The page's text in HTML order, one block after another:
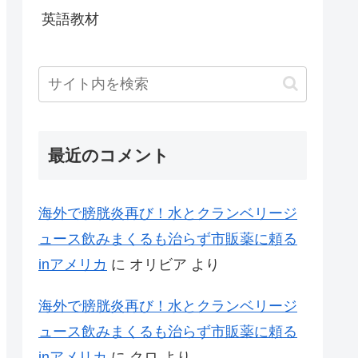
英語教材
最近のコメント
海外で膀胱炎再び！水とクランベリージ
ュース飲みまくるも治らず市販薬に頼る
inアメリカ に オリビア より
海外で膀胱炎再び！水とクランベリージ
ュース飲みまくるも治らず市販薬に頼る